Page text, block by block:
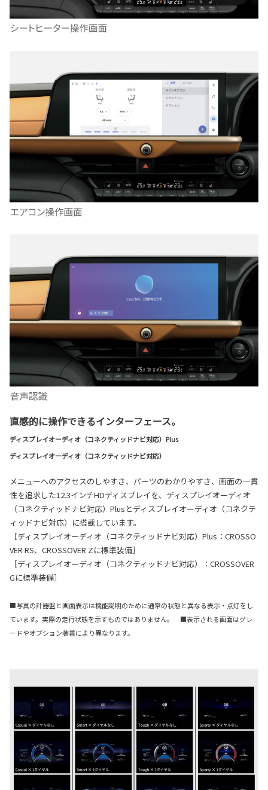
直感的に操作できるインターフェース。
ディスプレイオーディオ（コネクティッドナビ対応）Plus
ディスプレイオーディオ（コネクティッドナビ対応）
メニューへのアクセスのしやすさ、パーツのわかりやすさ、画面の一貫
性を追求した12.3インチHDディスプレイを、ディスプレイオーディオ
（コネクティッドナビ対応）Plusとディスプレイオーディオ（コネクテ
ィッドナビ対応）に搭載しています。
［ディスプレイオーディオ（コネクティッドナビ対応）Plus：CROSSO
VER RS、CROSSOVER Zに標準装備］
［ディスプレイオーディオ（コネクティッドナビ対応）：CROSSOVER
Gに標準装備］
■写真の計器盤と画面表示は機能説明のために通常の状態と異なる表示・点灯をし
ています。実際の走行状態を示すものではありません。 ■表示される画面はグレ
ードやオプション装着により異なります。